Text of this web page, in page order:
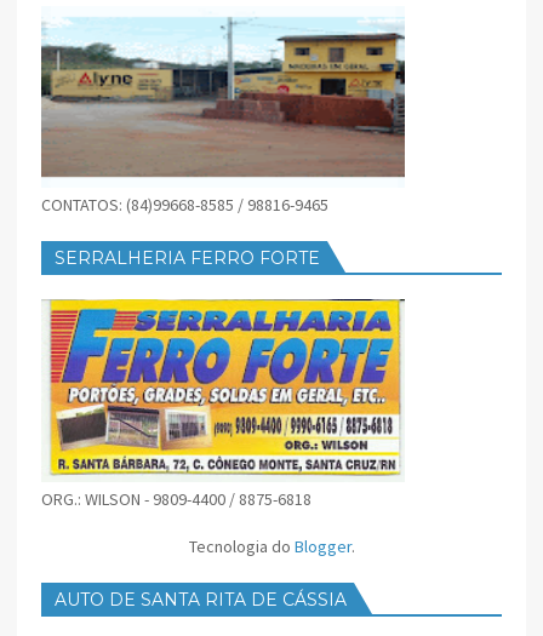
CONTATOS: (84)99668-8585 / 98816-9465
SERRALHERIA FERRO FORTE
ORG.: WILSON - 9809-4400 / 8875-6818
Tecnologia do Blogger.
AUTO DE SANTA RITA DE CÁSSIA